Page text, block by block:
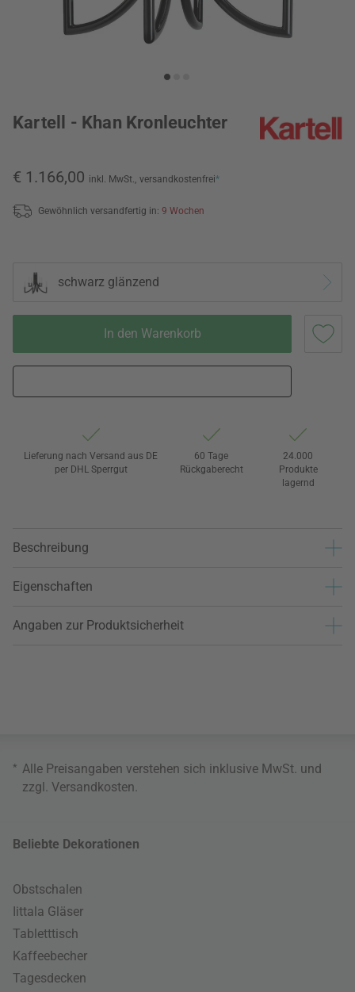
Kartell - Khan Kronleuchter
€ 1.166,00 inkl. MwSt., versandkostenfrei*
Gewöhnlich versandfertig in: 9 Wochen
schwarz glänzend
In den Warenkorb
Lieferung nach Versand aus DE
per DHL Sperrgut
60 Tage
Rückgaberecht
24.000
Produkte
lagernd
Beschreibung
Eigenschaften
Angaben zur Produktsicherheit
* Alle Preisangaben verstehen sich inklusive MwSt. und
zzgl. Versandkosten
Beliebte Dekorationen
Obstschalen
Iittala Gläser
Tabletttisch
Kaffeebecher
Tagesdecken